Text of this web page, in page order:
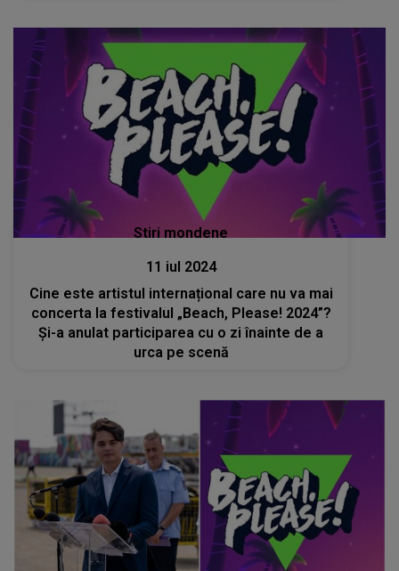
Stiri mondene
11 iul 2024
Cine este artistul internațional care nu va mai
concerta la festivalul „Beach, Please! 2024”?
Și-a anulat participarea cu o zi înainte de a
urca pe scenă